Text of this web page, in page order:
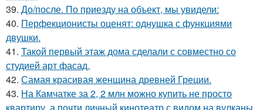
39. До/после. По приезду на объект, мы увидели:
40. Перфекционисты оценят: однушка с функциями
двушки.
41. Такой первый этаж дома сделали с совместно со
студией арт фасад.
42. Самая красивая женщина древней Греции.
43. На Камчатке за 2, 2 млн можно купить не просто
квартиру, а почти личный кинотеатр с видом на вулканы